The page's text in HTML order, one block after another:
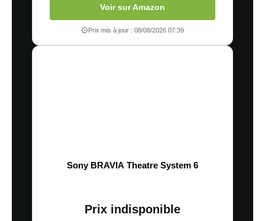
Voir sur Amazon
Prix mis à jour : 08/08/2026 07:39
Sony BRAVIA Theatre System 6
Prix indisponible